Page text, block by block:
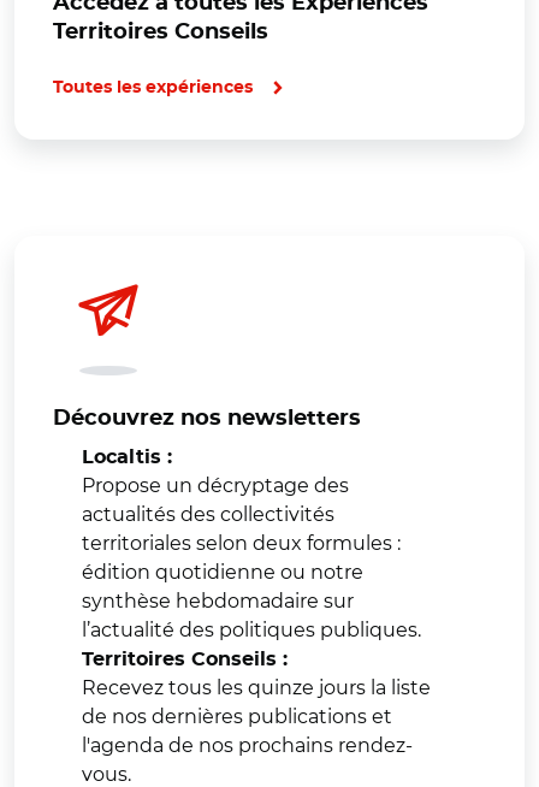
Territoires Conseils
Toutes les expériences
Découvrez nos newsletters
Localtis :
Propose un décryptage des
actualités des collectivités
territoriales selon deux formules :
édition quotidienne ou notre
synthèse hebdomadaire sur
l’actualité des politiques publiques.
Territoires Conseils :
Recevez tous les quinze jours la liste
de nos dernières publications et
l'agenda de nos prochains rendez-
vous.